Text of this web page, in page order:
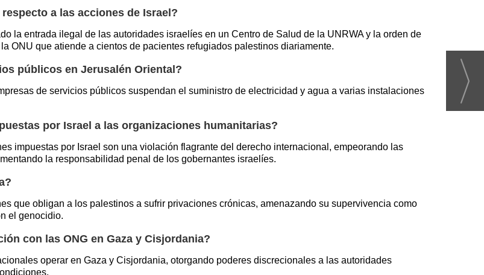
a las acciones de Israel?
la entrada ilegal de las autoridades israelíes en un Centro de Salud de la UNRWA y la orden de
ONU que atiende a cientos de pacientes refugiados palestinos diariamente.
públicos en Jerusalén Oriental?
de servicios públicos suspendan el suministro de electricidad y agua a varias instalaciones
por Israel a las organizaciones humanitarias?
impuestas por Israel son una violación flagrante del derecho internacional, empeorando las
la responsabilidad penal de los gobernantes israelíes.
que obligan a los palestinos a sufrir privaciones crónicas, amenazando su supervivencia como
el genocidio.
con las ONG en Gaza y Cisjordania?
operar en Gaza y Cisjordania, otorgando poderes discrecionales a las autoridades